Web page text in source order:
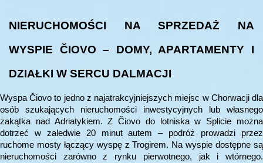
NIERUCHOMOŚCI NA SPRZEDAŻ NA
WYSPIE ČIOVO – DOMY, APARTAMENTY I
DZIAŁKI W SERCU DALMACJI
Wyspa Čiovo to jedno z najatrakcyjniejszych miejsc w Chorwacji dla
osób szukających nieruchomości inwestycyjnych lub własnego
zakątka nad Adriatykiem. Z Čiovo do lotniska w Splicie można
dotrzeć w zaledwie 20 minut autem – podróż prowadzi przez
ruchome mosty łączący wyspę z Trogirem. Na wyspie dostępne są
nieruchomości zarówno z rynku pierwotnego, jak i wtórnego.